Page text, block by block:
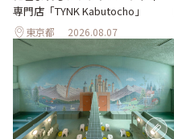
専門店「TYNK Kabutocho」
東京都 2026.08.07